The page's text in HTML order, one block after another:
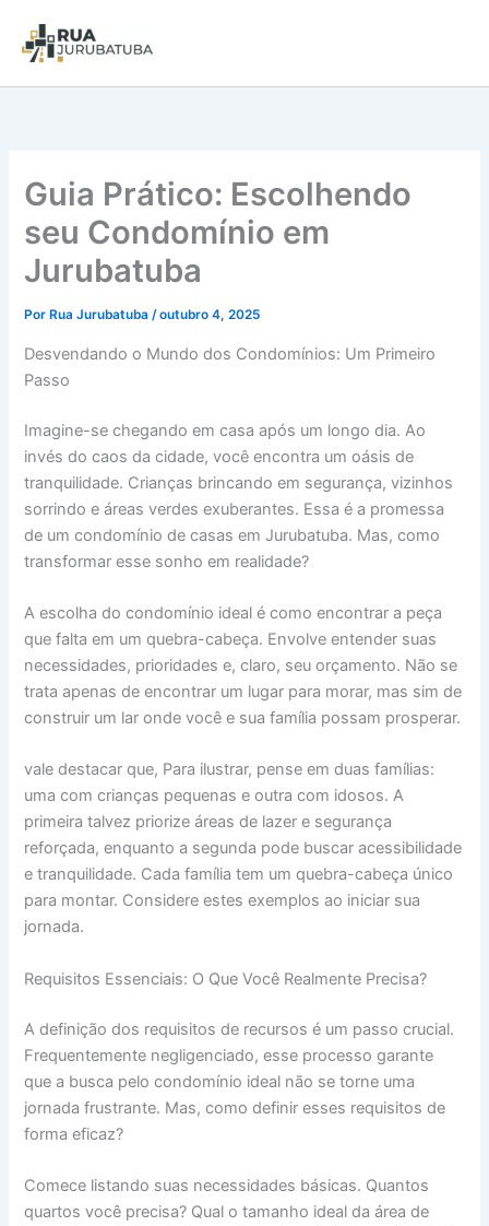
Guia Prático: Escolhendo
seu Condomínio em
Jurubatuba
Por Rua Jurubatuba/outubro 4, 2025
Desvendando o Mundo dos Condomínios: Um Primeiro
Passo
Imagine-se chegando em casa após um longo dia. Ao
invés do caos da cidade, você encontra um oásis de
tranquilidade. Crianças brincando em segurança, vizinhos
sorrindo e áreas verdes exuberantes. Essa é a promessa
de um condomínio de casas em Jurubatuba. Mas, como
transformar esse sonho em realidade?
A escolha do condomínio ideal é como encontrar a peça
que falta em um quebra-cabeça. Envolve entender suas
necessidades, prioridades e, claro, seu orçamento. Não se
trata apenas de encontrar um lugar para morar, mas sim de
construir um lar onde você e sua família possam prosperar.
vale destacar que, Para ilustrar, pense em duas famílias:
uma com crianças pequenas e outra com idosos. A
primeira talvez priorize áreas de lazer e segurança
reforçada, enquanto a segunda pode buscar acessibilidade
e tranquilidade. Cada família tem um quebra-cabeça único
para montar. Considere estes exemplos ao iniciar sua
jornada.
Requisitos Essenciais: O Que Você Realmente Precisa?
A definição dos requisitos de recursos é um passo crucial.
Frequentemente negligenciado, esse processo garante
que a busca pelo condomínio ideal não se torne uma
jornada frustrante. Mas, como definir esses requisitos de
forma eficaz?
Comece listando suas necessidades básicas. Quantos
quartos você precisa? Qual o tamanho ideal da área de